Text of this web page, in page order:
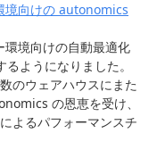
境向けの autonomics
境向けの自動最適化
ようになりました。
のウェアハウスにまた
の恩恵を受け、
よるパフォーマンスチ